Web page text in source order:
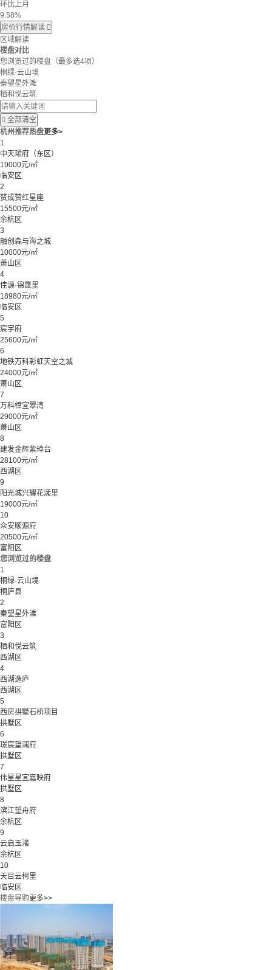
环比上月
9.58%
房价行情解读 
区域解读
楼盘对比
您浏览过的楼盘 （最多选4项）
桐绿·云山境
秦望星外滩
栖和悦云筑
 全部清空
杭州推荐热盘更多>
1
中天珺府（东区）
19000元/㎡
临安区
2
赞成赞红星座
15500元/㎡
余杭区
3
融创森与海之城
10000元/㎡
萧山区
4
佳源·锦晟里
18980元/㎡
临安区
5
宸宇府
25600元/㎡
6
地铁万科彩虹天空之城
24000元/㎡
萧山区
7
万科樟宜翠湾
29000元/㎡
萧山区
8
建发金辉紫璋台
28100元/㎡
西湖区
9
阳光城兴耀花漾里
19000元/㎡
10
众安顺源府
20500元/㎡
富阳区
您浏览过的楼盘
1
桐绿·云山境
桐庐县
2
秦望星外滩
富阳区
3
栖和悦云筑
西湖区
4
西湖逸庐
西湖区
5
西房拱墅石桥项目
拱墅区
6
璟宸望澜府
拱墅区
7
伟星星宜嘉映府
拱墅区
8
滨江望舟府
余杭区
9
云启玉渚
余杭区
10
天目云柯里
临安区
楼盘导购更多>>